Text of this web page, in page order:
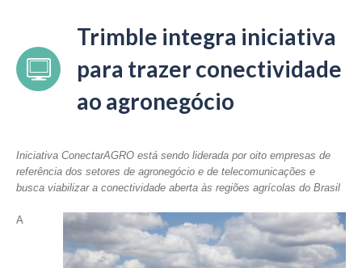
Trimble integra iniciativa
para trazer conectividade
ao agronegócio
Iniciativa ConectarAGRO está sendo liderada por oito empresas de
referência dos setores de agronegócio e de telecomunicações e
busca viabilizar a conectividade aberta às regiões agrícolas do Brasil
A